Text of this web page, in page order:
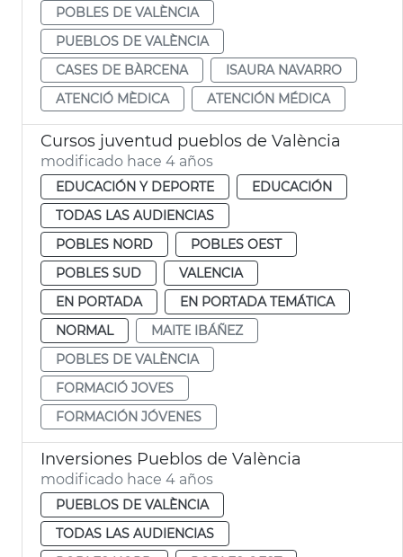
POBLES DE VALÈNCIA
PUEBLOS DE VALÈNCIA
CASES DE BÀRCENA
ISAURA NAVARRO
ATENCIÓ MÈDICA
ATENCIÓN MÉDICA
Cursos juventud pueblos de València
modificado hace 4 años
EDUCACIÓN Y DEPORTE
EDUCACIÓN
TODAS LAS AUDIENCIAS
POBLES NORD
POBLES OEST
POBLES SUD
VALENCIA
EN PORTADA
EN PORTADA TEMÁTICA
NORMAL
MAITE IBÁÑEZ
POBLES DE VALÈNCIA
FORMACIÓ JOVES
FORMACIÓN JÓVENES
Inversiones Pueblos de València
modificado hace 4 años
PUEBLOS DE VALÈNCIA
TODAS LAS AUDIENCIAS